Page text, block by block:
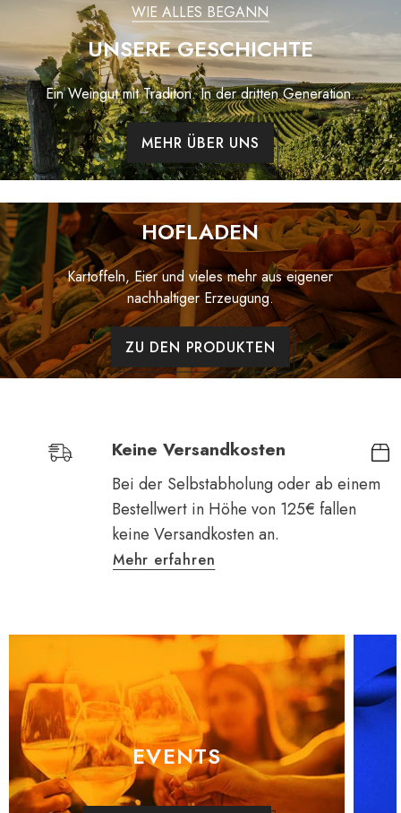
WIE ALLES BEGANN
UNSERE GESCHICHTE
Ein Weingut mit Traditon. In der dritten Generation.
MEHR ÜBER UNS
HOFLADEN
Kartoffeln, Eier und vieles mehr aus eigener
nachhaltiger Erzeugung.
ZU DEN PRODUKTEN
Keine Versandkosten
Bei der Selbstabholung oder ab einem
Bestellwert in Höhe von 125€ fallen
keine Versandkosten an.
Mehr erfahren
EVENTS